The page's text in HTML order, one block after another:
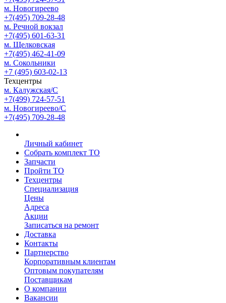
м. Новогиреево
+7(495) 709-28-48
м. Речной вокзал
+7(495) 601-63-31
м. Щелковская
+7(495) 462-41-09
м. Сокольники
+7 (495) 603-02-13
Техцентры
м. Калужская/С
+7(499) 724-57-51
м. Новогиреево/С
+7(495) 709-28-48
Личный кабинет
Собрать комплект ТО
Запчасти
Пройти ТО
Техцентры
Специализация
Цены
Адреса
Акции
Записаться на ремонт
Доставка
Контакты
Партнерство
Корпоративным клиентам
Оптовым покупателям
Поставщикам
О компании
Вакансии